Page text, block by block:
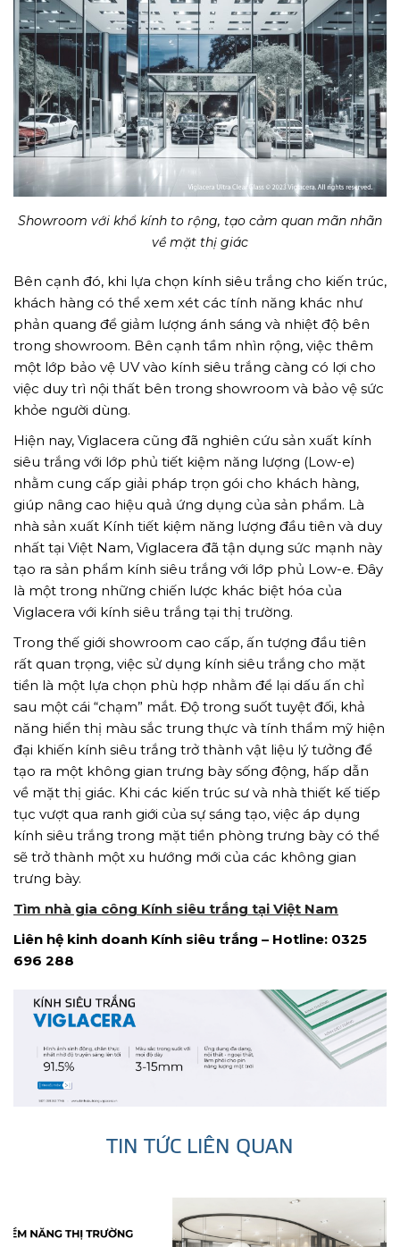
Showroom với khổ kính to rộng, tạo cảm quan mãn nhãn
về mặt thị giác
Bên cạnh đó, khi lựa chọn kính siêu trắng cho kiến trúc,
khách hàng có thể xem xét các tính năng khác như
phản quang để giảm lượng ánh sáng và nhiệt độ bên
trong showroom. Bên cạnh tầm nhìn rộng, việc thêm
một lớp bảo vệ UV vào kính siêu trắng càng có lợi cho
việc duy trì nội thất bên trong showroom và bảo vệ sức
khỏe người dùng.
Hiện nay, Viglacera cũng đã nghiên cứu sản xuất kính
siêu trắng với lớp phủ tiết kiệm năng lượng (Low-e)
nhằm cung cấp giải pháp trọn gói cho khách hàng,
giúp nâng cao hiệu quả ứng dụng của sản phẩm. Là
nhà sản xuất Kính tiết kiệm năng lượng đầu tiên và duy
nhất tại Việt Nam, Viglacera đã tận dụng sức mạnh này
tạo ra sản phẩm kính siêu trắng với lớp phủ Low-e. Đây
là một trong những chiến lược khác biệt hóa của
Viglacera với kính siêu trắng tại thị trường.
Trong thế giới showroom cao cấp, ấn tượng đầu tiên
rất quan trọng, việc sử dụng kính siêu trắng cho mặt
tiền là một lựa chọn phù hợp nhằm để lại dấu ấn chỉ
sau một cái “chạm” mắt. Độ trong suốt tuyệt đối, khả
năng hiển thị màu sắc trung thực và tính thẩm mỹ hiện
đại khiến kính siêu trắng trở thành vật liệu lý tưởng để
tạo ra một không gian trưng bày sống động, hấp dẫn
về mặt thị giác. Khi các kiến trúc sư và nhà thiết kế tiếp
tục vượt qua ranh giới của sự sáng tạo, việc áp dụng
kính siêu trắng trong mặt tiền phòng trưng bày có thể
sẽ trở thành một xu hướng mới của các không gian
trưng bày.
Tìm nhà gia công Kính siêu trắng tại Việt Nam
Liên hệ kinh doanh Kính siêu trắng – Hotline: 0325
696 288
TIN TỨC LIÊN QUAN